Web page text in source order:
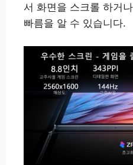
서 화면을 스크롤 하거
빠름을 알 수 있습니다.